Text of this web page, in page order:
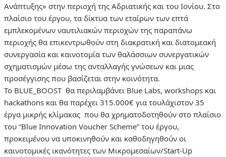
Ανάπτυξης» στην περιοχή της Αδριατικής και του Ιονίου. Στο
πλαίσιο του έργου, τα δίκτυα των εταίρων των επτά
εμπλεκομένων ναυτιλιακών περιοχών της παραπάνω
περιοχής θα επικεντρωθούν στη διακρατική και διατομεακή
συνεργασία και καινοτομία των θαλάσσιων συνεργατικών
σχηματισμών μέσω της ανταλλαγής γνώσεων και μιας
προσέγγισης που βασίζεται στην κοινότητα.
Το BLUE_BOOST θα περιλαμβάνει Blue Labs, workshops και
hackathons και θα παρέχει 315.000€ για τουλάχιστον 35
έργα μικρής κλίμακας που θα χρηματοδοτηθούν στο πλαίσιο
του “Blue Innovation Voucher Scheme” του έργου,
προκειμένου να υποκινηθούν και καθοδηγηθούν οι
καινοτομικές ικανότητες των Μικρομεσαίων/Start-Up